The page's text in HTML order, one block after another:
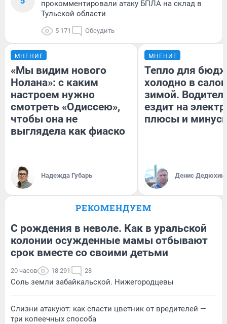
прокомментировали атаку БПЛА на склад в
Тульской области
5 171 Обсудить
МНЕНИЕ
«Мы видим нового
Нолана»: с каким
настроем нужно
смотреть «Одиссею»,
чтобы она не
выглядела как фиаско
Надежда Губарь
МНЕНИЕ
Тепло для
холодно в
зимой.
ездит на
плюсы и
Денис Дедюхин
РЕКОМЕНДУЕМ
С рождения в неволе. Как в уральской
колонии осужденные мамы отбывают
срок вместе со своими детьми
20 часов 18 291 28
Соль земли забайкальской. Нижегородцевы
Слизни атакуют: как спасти цветник от вредителей —
три копеечных способа